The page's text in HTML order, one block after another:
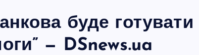
буде готувати
— DSnews.ua